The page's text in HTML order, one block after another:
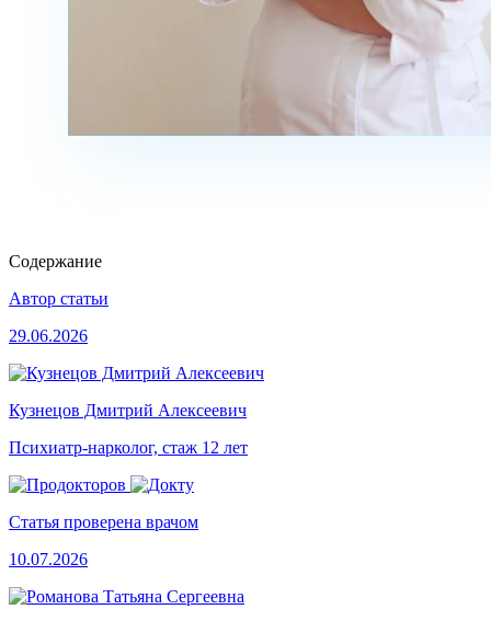
Содержание
Автор статьи
29.06.2026
Кузнецов Дмитрий Алексеевич
Психиатр-нарколог, стаж 12 лет
Статья проверена врачом
10.07.2026